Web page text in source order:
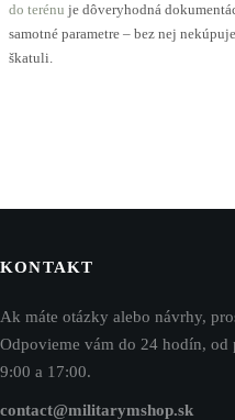
do terénu je dôveryhodná
samotné parametre – bez nej
škatuli.
KONTAKT
Ak máte otázky alebo návrhy,
Odpovieme vám do 24 hodín, od
9:00 a 17:00.
contact@militarymshop.sk